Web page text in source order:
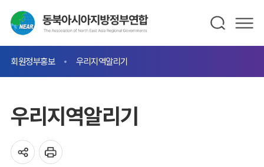
회원정부홍보 우리지역알리기
우리지역알리기